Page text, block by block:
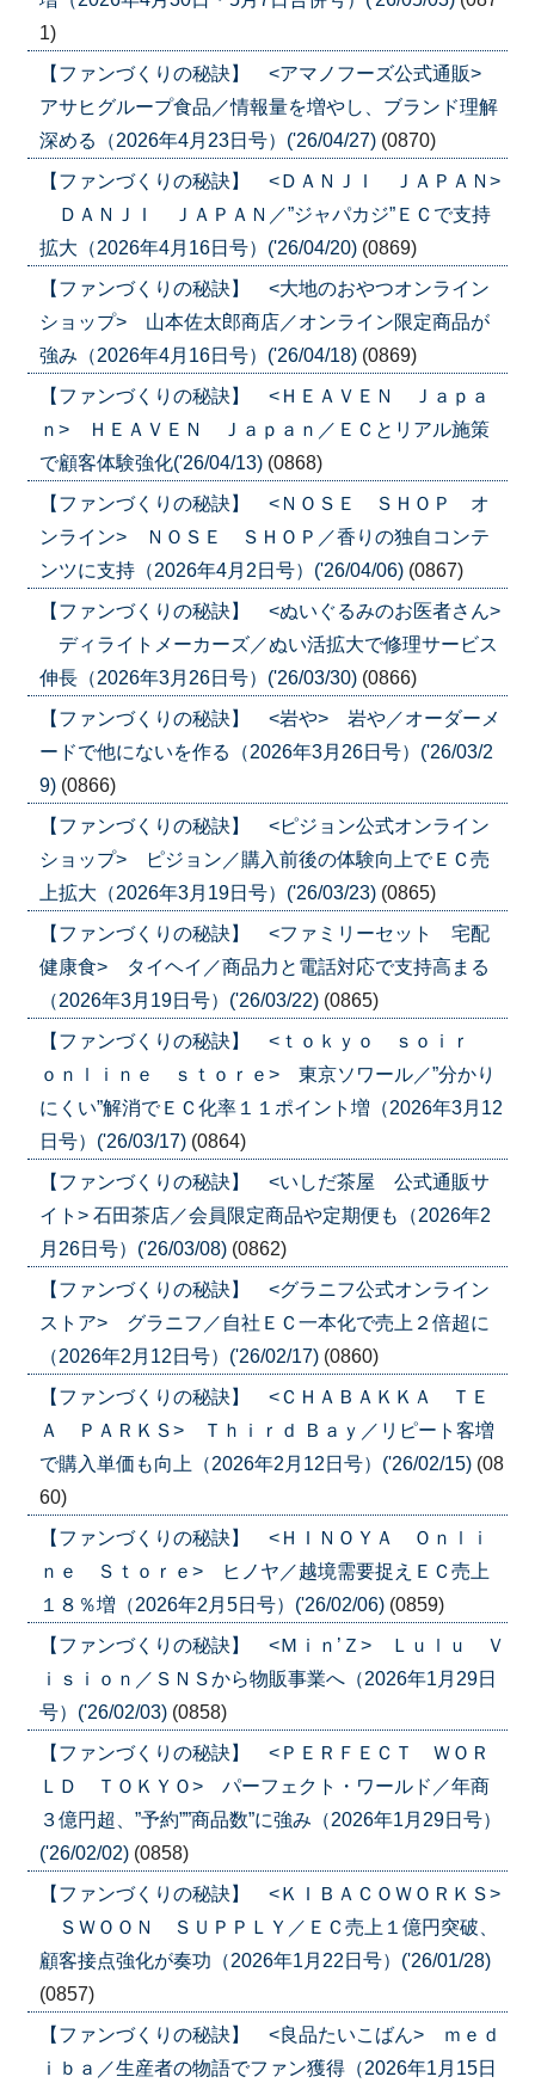
1)
【ファンづくりの秘訣】 <アマノフーズ公式通販>
アサヒグループ食品／情報量を増やし、ブランド理解
深める（2026年4月23日号）('26/04/27) (0870)
【ファンづくりの秘訣】 <ＤＡＮＪＩ ＪＡＰＡＮ>
ＤＡＮＪＩ ＪＡＰＡＮ／”ジャパカジ”ＥＣで支持
拡大（2026年4月16日号）('26/04/20) (0869)
【ファンづくりの秘訣】 <大地のおやつオンライン
ショップ> 山本佐太郎商店／オンライン限定商品が
強み（2026年4月16日号）('26/04/18) (0869)
【ファンづくりの秘訣】 <ＨＥＡＶＥＮ Ｊａｐａ
ｎ> ＨＥＡＶＥＮ Ｊａｐａｎ／ＥＣとリアル施策
で顧客体験強化('26/04/13) (0868)
【ファンづくりの秘訣】 <ＮＯＳＥ ＳＨＯＰ オ
ンライン> ＮＯＳＥ ＳＨＯＰ／香りの独自コンテ
ンツに支持（2026年4月2日号）('26/04/06) (0867)
【ファンづくりの秘訣】 <ぬいぐるみのお医者さん>
ディライトメーカーズ／ぬい活拡大で修理サービス
伸長（2026年3月26日号）('26/03/30) (0866)
【ファンづくりの秘訣】 <岩や> 岩や／オーダーメ
ードで他にないを作る（2026年3月26日号）('26/03/2
9) (0866)
【ファンづくりの秘訣】 <ピジョン公式オンライン
ショップ> ピジョン／購入前後の体験向上でＥＣ売
上拡大（2026年3月19日号）('26/03/23) (0865)
【ファンづくりの秘訣】 <ファミリーセット 宅配
健康食> タイヘイ／商品力と電話対応で支持高まる
（2026年3月19日号）('26/03/22) (0865)
【ファンづくりの秘訣】 <ｔｏｋｙｏ ｓｏｉｒ
ｏｎｌｉｎｅ ｓｔｏｒｅ> 東京ソワール／”分かり
にくい”解消でＥＣ化率１１ポイント増（2026年3月12
日号）('26/03/17) (0864)
【ファンづくりの秘訣】 <いしだ茶屋 公式通販サ
イト> 石田茶店／会員限定商品や定期便も（2026年2
月26日号）('26/03/08) (0862)
【ファンづくりの秘訣】 <グラニフ公式オンライン
ストア> グラニフ／自社ＥＣ一本化で売上２倍超に
（2026年2月12日号）('26/02/17) (0860)
【ファンづくりの秘訣】 <ＣＨＡＢＡＫＫＡ ＴＥ
Ａ ＰＡＲＫＳ> Ｔｈｉｒｄ Ｂａｙ／リピート客増
で購入単価も向上（2026年2月12日号）('26/02/15) (08
60)
【ファンづくりの秘訣】 <ＨＩＮＯＹＡ Ｏｎｌｉ
ｎｅ Ｓｔｏｒｅ> ヒノヤ／越境需要捉えＥＣ売上
１８％増（2026年2月5日号）('26/02/06) (0859)
【ファンづくりの秘訣】 <Ｍｉｎ’Ｚ> Ｌｕｌｕ Ｖ
ｉｓｉｏｎ／ＳＮＳから物販事業へ（2026年1月29日
号）('26/02/03) (0858)
【ファンづくりの秘訣】 <ＰＥＲＦＥＣＴ ＷＯＲ
ＬＤ ＴＯＫＹＯ> パーフェクト・ワールド／年商
３億円超、”予約””商品数”に強み（2026年1月29日号）
('26/02/02) (0858)
【ファンづくりの秘訣】 <ＫＩＢＡＣＯＷＯＲＫＳ>
ＳＷＯＯＮ ＳＵＰＰＬＹ／ＥＣ売上１億円突破、
顧客接点強化が奏功（2026年1月22日号）('26/01/28)
(0857)
【ファンづくりの秘訣】 <良品たいこばん> ｍｅｄ
ｉｂａ／生産者の物語でファン獲得（2026年1月15日